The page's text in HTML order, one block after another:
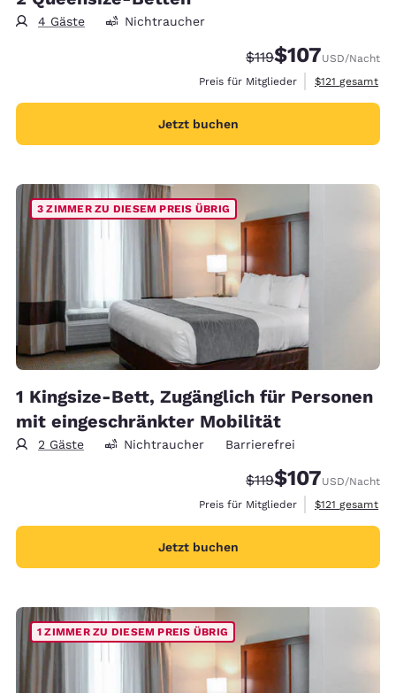
4 Gäste Nichtraucher
Durchgestrichener
$119Vergünstigter
$107USD/Nacht
Preis für Mitglieder
Geschätzte
$121 gesamt
Jetzt buchen
3 ZIMMER ZU DIESEM PREIS ÜBRIG
1 Kingsize-Bett, Zugänglich für Personen
mit eingeschränkter Mobilität
2 Gäste Nichtraucher Barrierefrei
Durchgestrichener
$119Vergünstigter
$107USD/Nacht
Preis für Mitglieder
Geschätzte
$121 gesamt
Jetzt buchen
1 ZIMMER ZU DIESEM PREIS ÜBRIG